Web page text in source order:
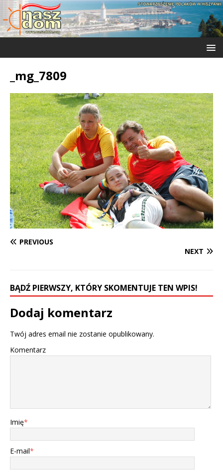
_mg_7809
PREVIOUS
NEXT
BĄDŹ PIERWSZY, KTÓRY SKOMENTUJE TEN WPIS!
Dodaj komentarz
Twój adres email nie zostanie opublikowany.
Komentarz
Imię*
E-mail*